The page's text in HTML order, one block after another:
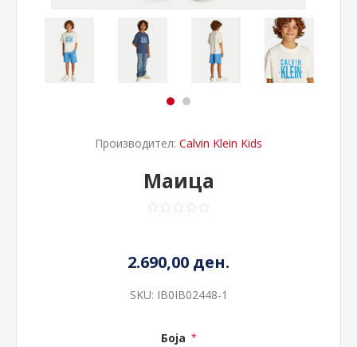
Производител: Calvin Klein Kids
Маица
2.690,00 ден.
SKU: IB0IB02448-1
Боја *